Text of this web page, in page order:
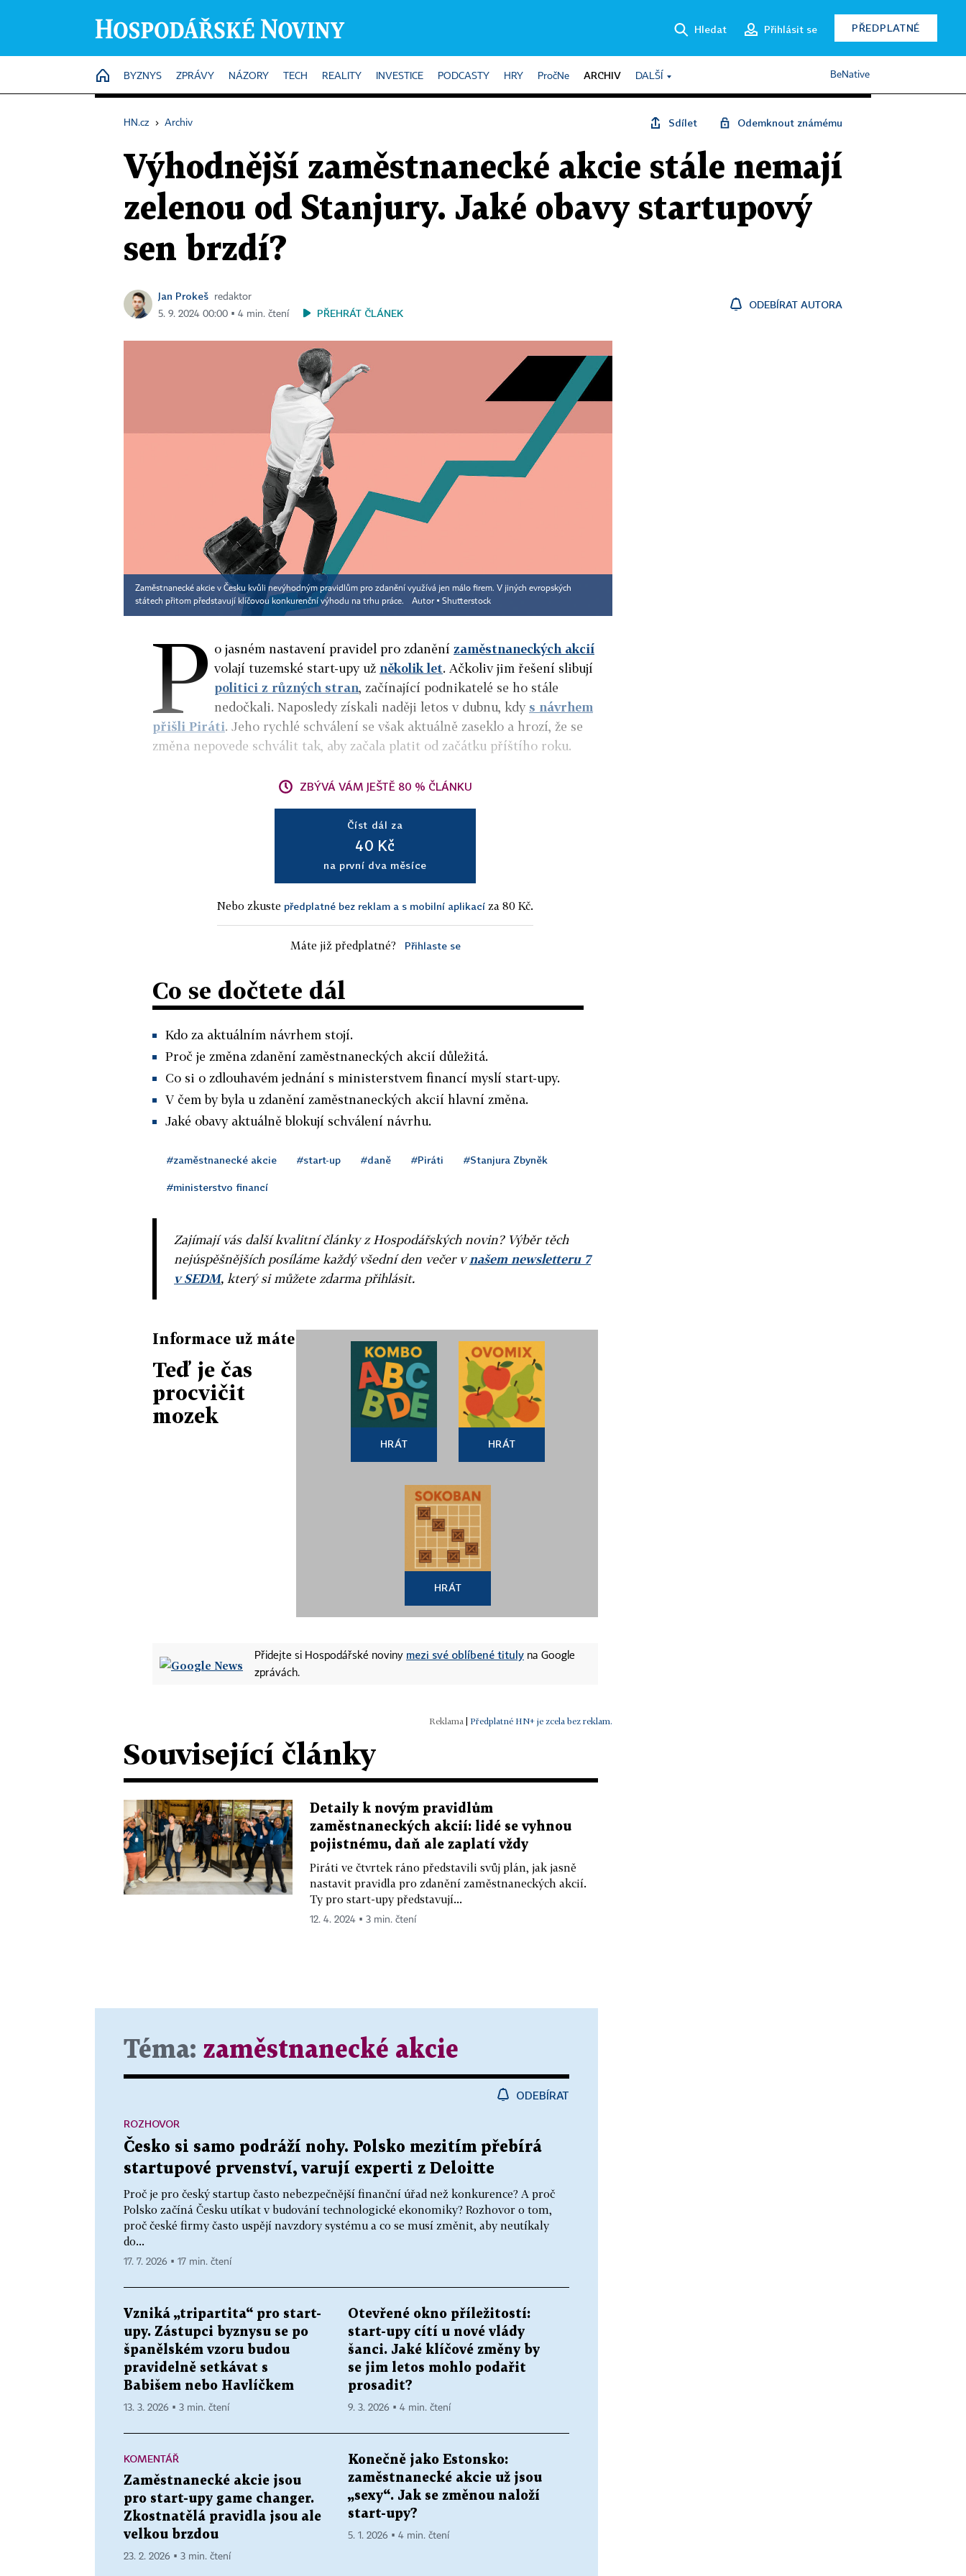
Hledat Přihlásit se PŘEDPLATNÉ
HOME
BYZNYS ZPRÁVY NÁZORY TECH REALITY INVESTICE PODCASTY HRY PročNe ARCHIV DALŠÍ BeNative
HN.cz › Archiv Sdílet Odemknout známému
Výhodnější zaměstnanecké akcie stále nemají
zelenou od Stanjury. Jaké obavy startupový
sen brzdí?
Jan Prokeš
redaktor
5. 9. 2024 00:00 ▪ 4 min. čtení
PŘEHRÁT ČLÁNEK
ODEBÍRAT AUTORA
Zaměstnanecké akcie v Česku kvůli nevýhodným pravidlům pro zdanění využívá jen málo firem. V jiných evropských
státech přitom představují klíčovou konkurenční výhodu na trhu práce.
Autor ▪ Shutterstock
P o jasném nastavení pravidel pro zdanění zaměstnaneckých akcií
volají tuzemské start-upy už několik let. Ačkoliv jim řešení slibují
politici z různých stran, začínající podnikatelé se ho stále
nedočkali. Naposledy získali naději letos v dubnu, kdy s návrhem
přišli Piráti. Jeho rychlé schválení se však aktuálně zaseklo a hrozí, že se
změna nepovede schválit tak, aby začala platit od začátku příštího roku.
ZBÝVÁ VÁM JEŠTĚ 80 % ČLÁNKU
Číst dál za
40 Kč
na první dva měsíce
Nebo zkuste předplatné bez reklam a s mobilní aplikací za 80 Kč.
Máte již předplatné? Přihlaste se
Co se dočtete dál
Kdo za aktuálním návrhem stojí.
Proč je změna zdanění zaměstnaneckých akcií důležitá.
Co si o zdlouhavém jednání s ministerstvem financí myslí start-upy.
V čem by byla u zdanění zaměstnaneckých akcií hlavní změna.
Jaké obavy aktuálně blokují schválení návrhu.
#zaměstnanecké akcie #start-up #daně #Piráti #Stanjura Zbyněk
#ministerstvo financí
Zajímají vás další kvalitní články z Hospodářských novin? Výběr těch
nejúspěšnějších posíláme každý všední den večer vnašem newsletteru 7
v SEDM, který si můžete zdarma přihlásit.
Informace už máte
Teď je čas
procvičit
mozek
HRÁT HRÁT
HRÁT
Přidejte si Hospodářské noviny mezi své oblíbené tituly na Google
zprávách.
| Předplatné HN+ je zcela bez reklam.
Související články
Detaily k novým pravidlům
zaměstnaneckých akcií: lidé se vyhnou
pojistnému, daň ale zaplatí vždy
Piráti ve čtvrtek ráno představili svůj plán, jak jasně
nastavit pravidla pro zdanění zaměstnaneckých akcií.
Ty pro start-upy představují...
12. 4. 2024 ▪ 3 min. čtení
Téma: zaměstnanecké akcie
ODEBÍRAT
Česko si samo podráží nohy. Polsko mezitím přebírá
startupové prvenství, varují experti z Deloitte
Proč je pro český startup často nebezpečnější finanční úřad než konkurence? A proč
Polsko začíná Česku utíkat v budování technologické ekonomiky? Rozhovor o tom,
proč české firmy často uspějí navzdory systému a co se musí změnit, aby neutíkaly
do...
ROZHOVOR
17. 7. 2026 ▪ 17 min. čtení
Vzniká „tripartita“ pro start-
upy. Zástupci byznysu se po
španělském vzoru budou
pravidelně setkávat s
Babišem nebo Havlíčkem
13. 3. 2026 ▪ 3 min. čtení
Otevřené okno příležitostí:
start-upy cítí u nové vlády
šanci. Jaké klíčové změny by
se jim letos mohlo podařit
prosadit?
9. 3. 2026 ▪ 4 min. čtení
KOMENTÁŘ
Zaměstnanecké akcie jsou
pro start-upy game changer.
Zkostnatělá pravidla jsou ale
velkou brzdou
23. 2. 2026 ▪ 3 min. čtení
Konečně jako Estonsko:
zaměstnanecké akcie už jsou
„sexy“. Jak se změnou naloží
start-upy?
5. 1. 2026 ▪ 4 min. čtení